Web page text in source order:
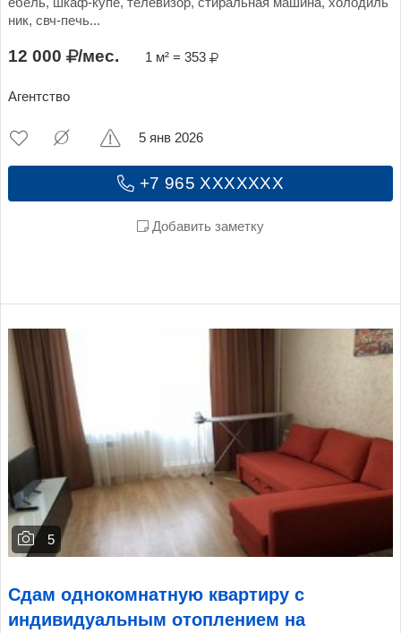
ник, свч-печь...
12 000 /мес. 1 м² = 353
Агентство
+7 965 XXXXXXX
Добавить заметку
5 янв 2026
5
Сдам однокомнатную квартиру с
индивидуальным отоплением на